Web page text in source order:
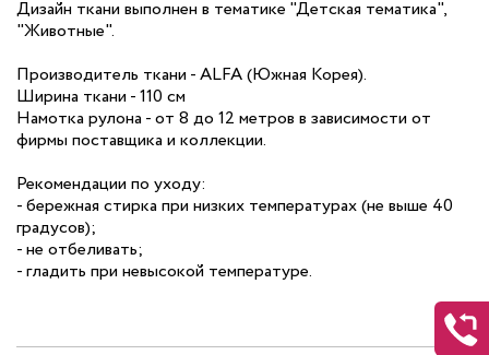
Дизайн ткани выполнен в тематике "Детская тематика",
"Животные".
Производитель ткани - ALFA (Южная Корея).
Ширина ткани - 110 см
Намотка рулона - от 8 до 12 метров в зависимости от
фирмы поставщика и коллекции.
Рекомендации по уходу:
- бережная стирка при низких температурах (не выше 40
градусов);
- не отбеливать;
- гладить при невысокой температуре.